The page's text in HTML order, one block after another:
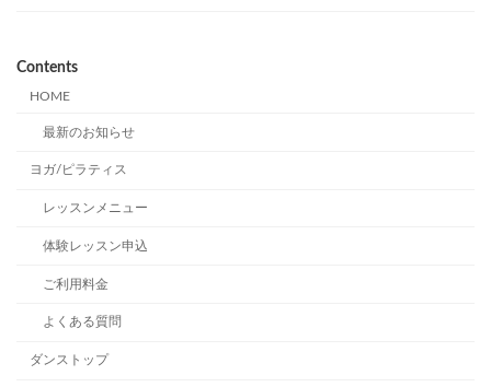
Contents
HOME
最新のお知らせ
ヨガ/ピラティス
レッスンメニュー
体験レッスン申込
ご利用料金
よくある質問
ダンストップ